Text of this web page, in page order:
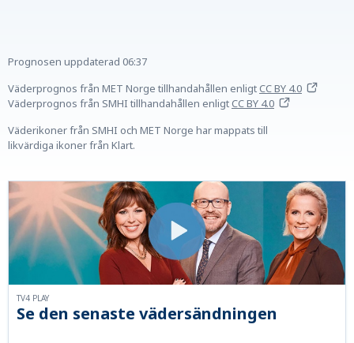
Prognosen uppdaterad 06:37
Väderprognos från MET Norge tillhandahållen enligtCC BY 4.0
Väderprognos från SMHI tillhandahållen enligtCC BY 4.0
Väderikoner från SMHI och MET Norge har mappats till
likvärdiga ikoner från Klart.
Se den senaste vädersändningen
TV4 PLAY